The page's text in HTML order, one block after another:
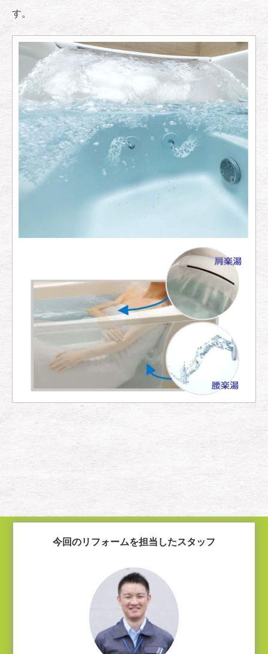
す。
今回のリフォームを担当したスタッフ